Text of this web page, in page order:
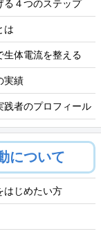
る４つのステップ
は
生体電流を整える
実績
践者のプロフィール
について
はじめたい方